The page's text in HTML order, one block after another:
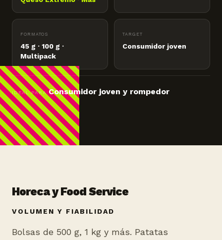
FORMATOS
45 g · 100 g ·
Multipack
TARGET
Consumidor joven
IDEAL PARA:Consumidor joven y rompedor
Horeca y Food Service
VOLUMEN Y FIABILIDAD
Bolsas de 500 g, 1 kg y más. Patatas